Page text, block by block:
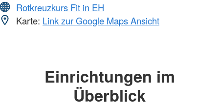
Rotkreuzkurs Fit in EH
Karte: Link zur Google Maps Ansicht
Einrichtungen im
Überblick